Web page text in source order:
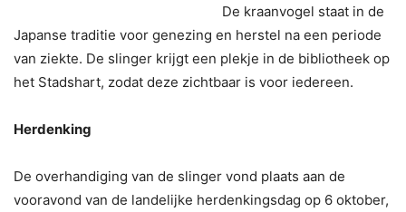
De kraanvogel staat in de
Japanse traditie voor genezing en herstel na een periode
van ziekte. De slinger krijgt een plekje in de bibliotheek op
het Stadshart, zodat deze zichtbaar is voor iedereen.
Herdenking
De overhandiging van de slinger vond plaats aan de
vooravond van de landelijke herdenkingsdag op 6 oktober,